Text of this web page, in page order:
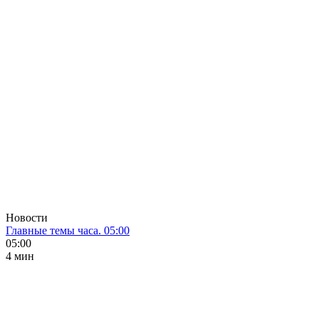
Новости
Главные темы часа. 05:00
05:00
4 мин